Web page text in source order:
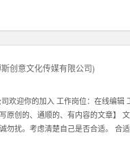
创意文化传媒有限公司)
欢迎你的加入 工作岗位：在线编辑
创的、通顺的、有内容的文章】
扰。考虑清楚自己是否合适。 合